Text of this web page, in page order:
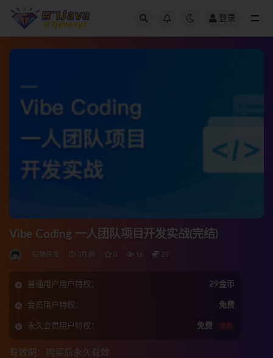
登录
Vibe Coding 一人团队项目开发实战(完结)
后端开发 3月前 0 16 29
普通用户用户特权： 29金币
会员用户特权： 免费
永久会员用户特权： 免费 推荐
有效期：购买后永久有效